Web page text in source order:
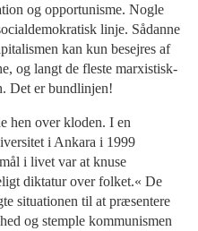
og opportunisme. Nogle
linje. Sådanne
kan kun besejres af
og langt de fleste marxistisk-
Det er bundlinjen!
hen over kloden. I en
i Ankara i 1999
i livet var at knuse
diktatur over folket.« De
situationen til at præsentere
og stemple kommunismen